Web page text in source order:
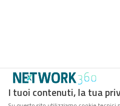
I tuoi contenuti, la tua